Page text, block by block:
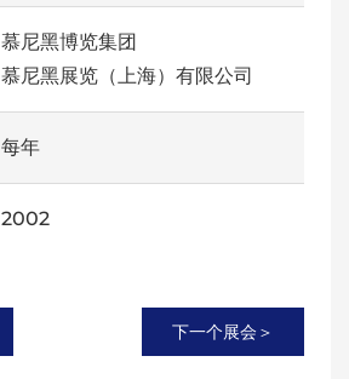
慕尼黑博览集团
慕尼黑展览（上海）有限公司
每年
2002
下一个展会＞